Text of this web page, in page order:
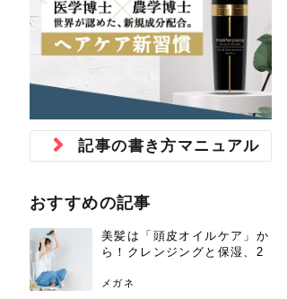
花粉で髪がパサパサするの
はなぜ？原因と落とし方・
防ぎ方を紹介
広がる、手触りが悪いと感じた経験は
肌に合う髪色、どう見つけ
る？「イエベ」「ブルベ」
らったのに、家に帰って鏡を見たら、
40代のパーマがダレる原因
とは？自宅でできる復活術
ールがダレてしまったと感じている方
前髪を薄くするための美容
院の頼み方とは？失敗しな
だと思っている人は、前髪を早く変え
ヘッドスパで頭皮をケアし
よう！ヘッドスパの効果と
おすすめの人
アもせずに放っておくとダメージが蓄
ストレスで髪の毛はどう変
わる？抜け毛・パサつきの
や、抜け毛が増えたと悩んでいる方
は、スト...
40代の髪を悩みに最適！韓
国発「ダリーフ」でヘアセ
思っていないでしょうか？ダリーフの
「おしゃれ」と「身だしな
み」は違う。相手に信頼感
識するのが「身だしなみ」です。特に
エステの勧誘が怖い人へ。
断ることは悪くない。自分
験エステに行ってみたいけど、『押し
「今さら」なんて言わせな
い。40代のVIO・顔脱毛、
とが気になり始めたけど、「今から脱
オフィスネイルでも「キラ
キラ」はOK？派手に見えな
を見て、気分が上がるという心ときめ
ジュベルック スキンの効果
とは？毛穴・ニキビ跡への
変化...
ニキビ跡の凸凹をどうにかしたいと、
ゆい
本気の痩身と体質改善に。
アーユルヴェーダに基づく
「イン...
自己流のダイエットではなかなか落ち
さな
記事の書き方マニュアル
おすすめの記事
美髪は「頭皮オイルケア」か
ら！クレンジングと保湿、2
メガネ